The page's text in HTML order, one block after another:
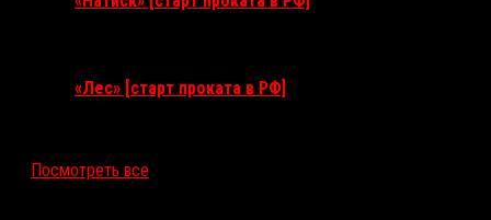
«Лес» [старт проката в РФ]
Посмотреть все